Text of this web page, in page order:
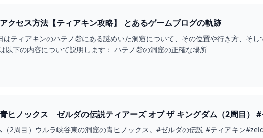
ハテノ砦洞窟：マヨイの位置と砦へのアクセス方法【ティアキン攻略】 とあるゲームブログの軌跡
ティアキンのハテノ砦にある謎めいた洞窟について、その位置や行き方、そし
以下の内容について説明します： ハテノ砦の洞窟の正確な場所
ス ゼルダの伝説ティアーズ オブ ザ キングダム（2周目） #ゼルダの伝説 #ティアキン
2周目）ウルラ峡谷東の洞窟の青ヒノックス。#ゼルダの伝説 #ティアキン